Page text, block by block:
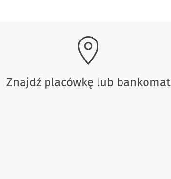
Znajdź placówkę lub bankomat